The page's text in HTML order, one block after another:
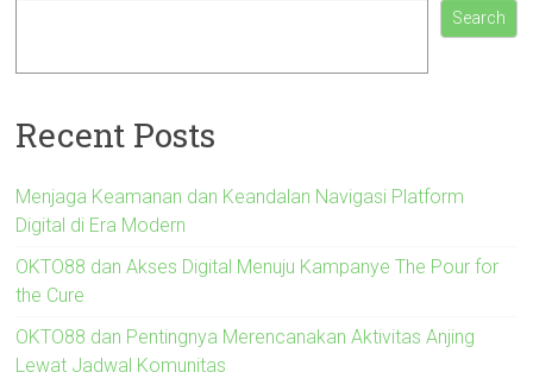
Search
Recent Posts
Menjaga Keamanan dan Keandalan Navigasi Platform
Digital di Era Modern
OKTO88 dan Akses Digital Menuju Kampanye The Pour for
the Cure
OKTO88 dan Pentingnya Merencanakan Aktivitas Anjing
Lewat Jadwal Komunitas